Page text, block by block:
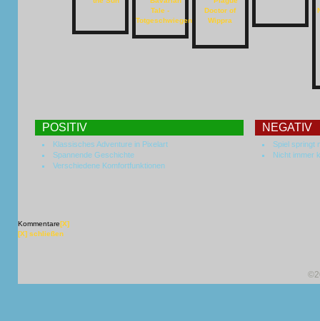
POSITIV NEGATIV
Klassisches Adventure in Pixelart
Spannende Geschichte
Verschiedene Komfortfunktionen
Spiel springt
Nicht immer
Kommentare[X]
[X] schließen